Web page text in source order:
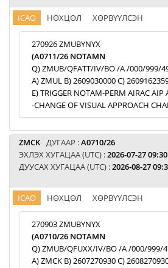
ICAO НӨХЦӨЛ ХӨРВҮҮЛСЭН
270926 ZMUBYNYX
(A0711/26 NOTAMN
Q) ZMUB/QFATT/IV/BO /A /000/999/
A) ZMUL B) 2609030000 C)
E) TRIGGER NOTAM-PERM AIRAC
-CHANGE OF VISUAL APPROACH
ZMCK ДУГААР :A0710/26
ЭХЛЭХ ХУГАЦАА (UTC) :2026-07-27 09:30
ДУУСАХ ХУГАЦАА (UTC) :2026-08-27
ICAO НӨХЦӨЛ ХӨРВҮҮЛСЭН
270903 ZMUBYNYX
(A0710/26 NOTAMN
Q) ZMUB/QFUXX/IV/BO /A /000/999/
A) ZMCK B) 2607270930 C)